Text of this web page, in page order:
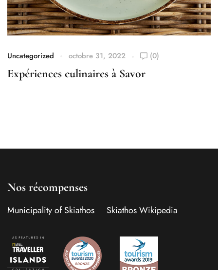
Uncategorized octobre 31, 2022 (0)
Expériences culinaires à Savor
Nos récompenses
Municipality of Skiathos Skiathos Wikipedia